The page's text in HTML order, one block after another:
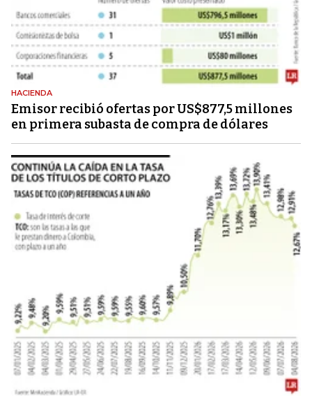
HACIENDA
Emisor recibió ofertas por US$877,5 millones
en primera subasta de compra de dólares